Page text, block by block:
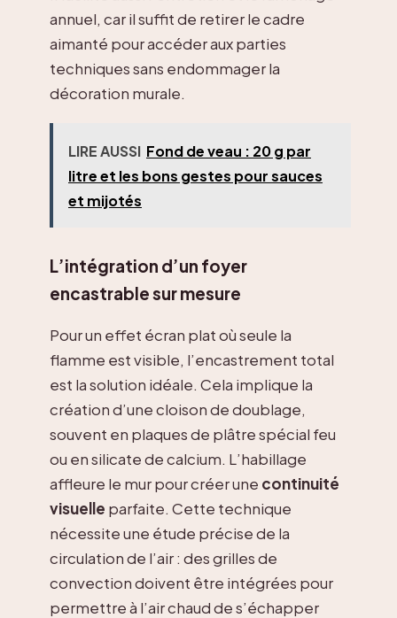
annuel, car il suffit de retirer le cadre
aimanté pour accéder aux parties
techniques sans endommager la
décoration murale.
LIRE AUSSI Fond de veau : 20 g par
litre et les bons gestes pour sauces
et mijotés
L’intégration d’un foyer
encastrable sur mesure
Pour un effet écran plat où seule la
flamme est visible, l’encastrement total
est la solution idéale. Cela implique la
création d’une cloison de doublage,
souvent en plaques de plâtre spécial feu
ou en silicate de calcium. L’habillage
affleure le mur pour créer une continuité
visuelle parfaite. Cette technique
nécessite une étude précise de la
circulation de l’air : des grilles de
convection doivent être intégrées pour
permettre à l’air chaud de s’échapper